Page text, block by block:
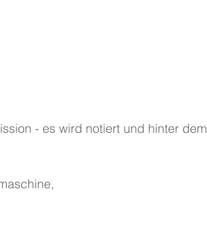
- es wird notiert und hinter dem